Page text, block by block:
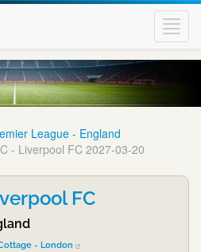
League - England
- Liverpool FC 2027-03-20
FC
- London